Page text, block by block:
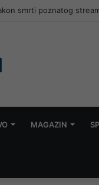
smrti poznatog
MAGAZIN